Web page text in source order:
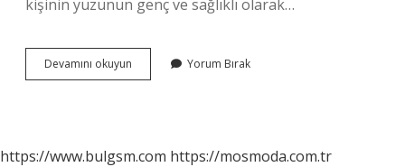
kişinin yüzünün genç ve sağlıklı olarak…
Devamını okuyun
Göz
Yorum Bırak
https://www.bulgsm.com https://mosmoda.com.tr